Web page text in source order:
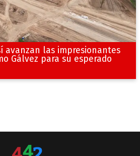
avanzan las impresionantes
Gálvez para su esperado